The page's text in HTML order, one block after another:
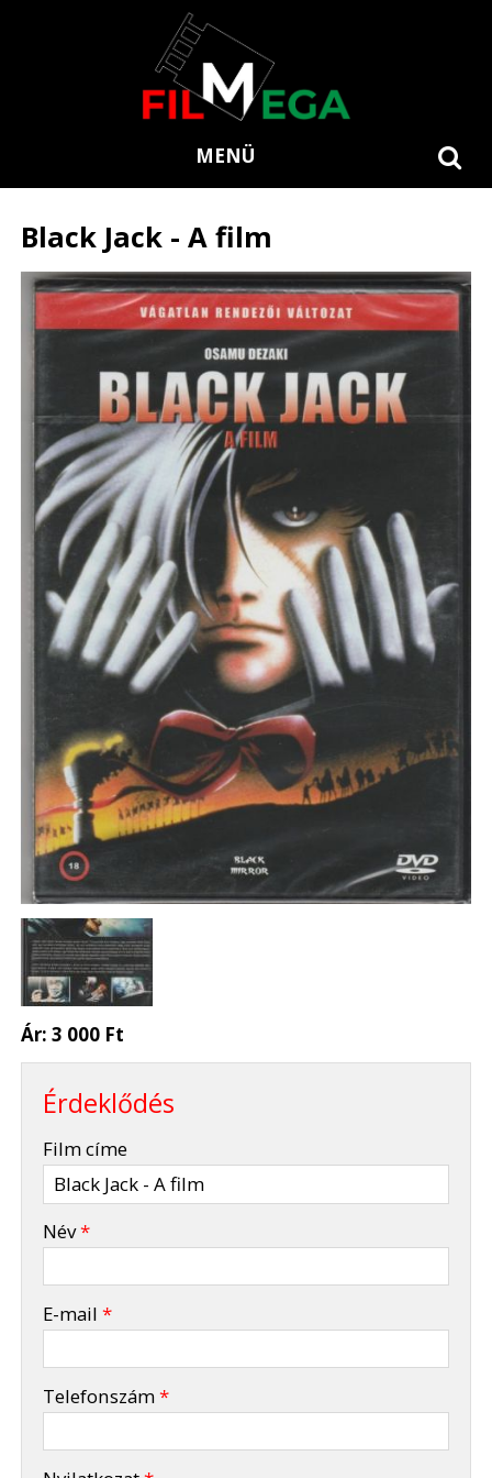
MENÜ
Black Jack - A film
Ár:3 000 Ft
Érdeklődés
Film címe
Név*
E-mail*
Telefonszám*